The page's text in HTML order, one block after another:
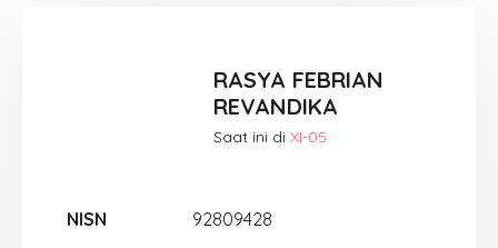
RASYA FEBRIAN
REVANDIKA
Saat ini diXI-05
NISN 92809428